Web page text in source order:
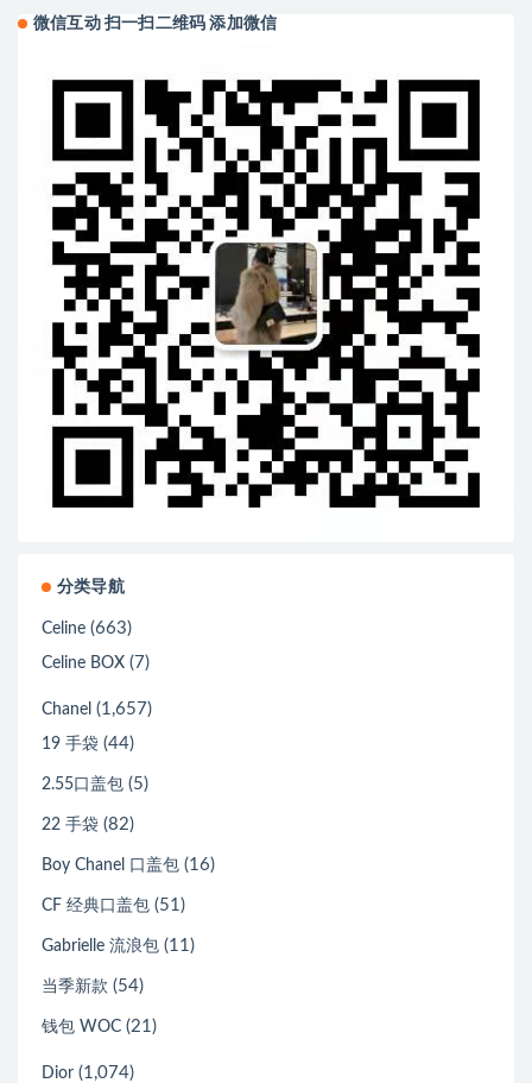
微信互动 扫一扫二维码 添加微信
分类导航
Celine (663)
Celine BOX (7)
Chanel (1,657)
19 手袋 (44)
2.55口盖包 (5)
22 手袋 (82)
Boy Chanel 口盖包 (16)
CF 经典口盖包 (51)
Gabrielle 流浪包 (11)
当季新款 (54)
钱包 WOC (21)
Dior (1,074)